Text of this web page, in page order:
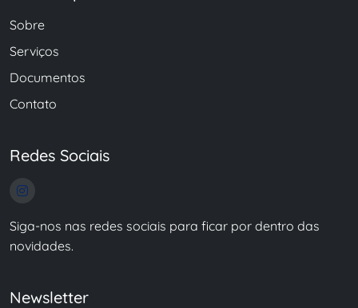
Sobre
Serviços
Documentos
Contato
Redes Sociais
Siga-nos nas redes sociais para ficar por dentro das
novidades.
Newsletter